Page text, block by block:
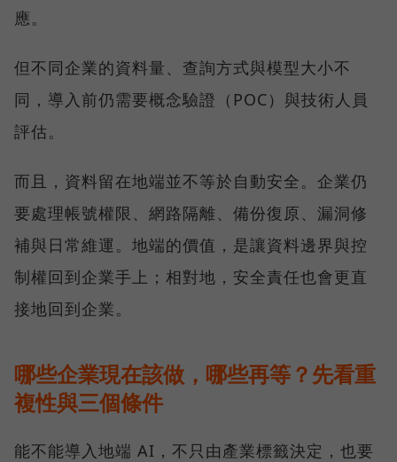
應。
但不同企業的資料量、查詢方式與模型大小不
同，導入前仍需要概念驗證（POC）與技術人員
評估。
而且，資料留在地端並不等於自動安全。企業仍
要處理帳號權限、網路隔離、備份復原、漏洞修
補與日常維運。地端的價值，是讓資料邊界與控
制權回到企業手上；相對地，安全責任也會更直
接地回到企業。
哪些企業現在該做，哪些再等？先看重
複性與三個條件
能不能導入地端 AI，不只由產業標籤決定，也要